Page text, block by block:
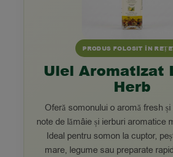
PRODUS FOLOSIT ÎN
Ulei Aromatizat
Herb
Oferă somonului o aromă fresh și
note de lămâie și ierburi aromatice
Ideal pentru somon la cuptor,
mare, legume sau preparate